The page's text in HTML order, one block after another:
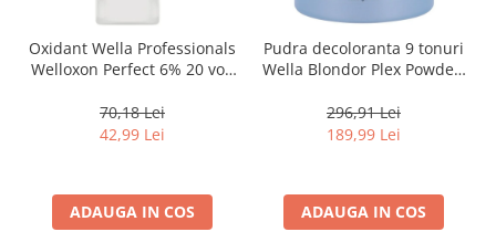
Oxidant Wella Professionals
Welloxon Perfect 6% 20 vol,
70,18 Lei
42,99 Lei
ADAUGA IN COS
Pudra decoloranta 9 tonuri
Wella Blondor Plex Powder,
296,91 Lei
189,99 Lei
ADAUGA IN COS